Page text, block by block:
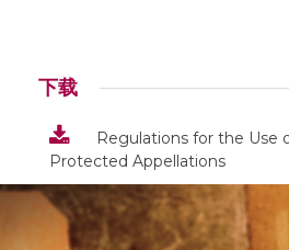
下载
Regulations for the Use
Protected Appellations